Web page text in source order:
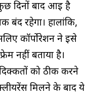
दिनों बाद आई है
बंद रहेगा। हालांकि,
कॉर्पोरेशन ने इसे
नहीं बताया है।
को ठीक करने
मिलने के बाद ये